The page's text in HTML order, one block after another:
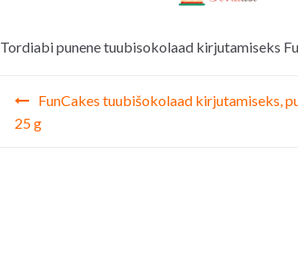
Tordiabi punene tuubisokolaad kirjutamiseks
Navigeerimine
FunCakes tuubišokolaad kirjutamiseks,
25 g